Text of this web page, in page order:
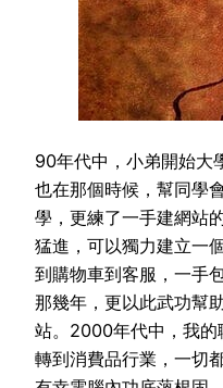
90年代中，小弟開始大
也在那個時候，幫同學
學，更練了一手建網站
猛進，可以獨力建立一
到購物車到客服，一手
那幾年，更以此武功幫
站。2000年代中，我的
轉到消費品行業，一切